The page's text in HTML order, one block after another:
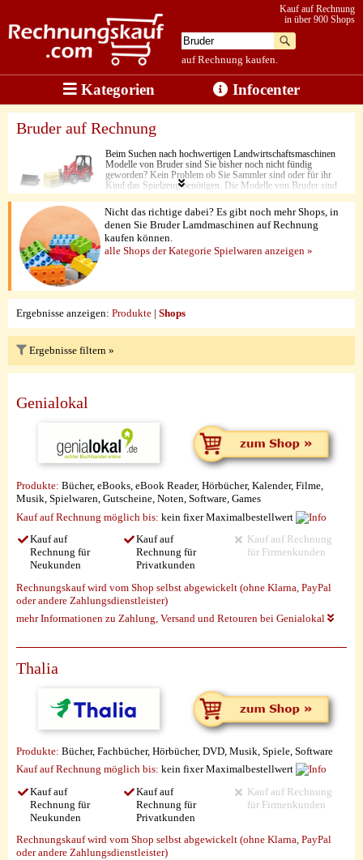
auf Rechnung kaufen.
Kauf auf Rechnung
in über 900 Shops
Kategorien Infocenter
Bruder auf Rechnung
Beim Suchen nach hochwertigen Landwirtschaftsmaschinen
Modelle von Bruder sind Sie bisher noch nicht fündig
geworden? Kein Problem ob Sie Sammler sind oder für ihr
Kind das Spielzeug benötigen. Die Modelle von Bruder sind
einfach so realitätsnahe Nachbauten, dass das Spielen und
Sammeln einfach Spaß macht. Der Rechnungskauf steht bei
allen hier gelisteten Spielwaren-Shops selbstverständlich zur
Verfügung und wird nach Bonitätsprüfung genehmigt.
Nicht das richtige dabei? Es gibt noch mehr Shops, in
denen Sie Bruder Lamdmaschinen auf Rechnung
kaufen können.
alle Shops der Kategorie Spielwaren anzeigen »
Ergebnisse anzeigen: Produkte | Shops
Ergebnisse filtern »
Genialokal
Produkte: Bücher, eBooks, eBook Reader, Hörbücher, Kalender, Filme,
Musik, Spielwaren, Gutscheine, Noten, Software, Games
Kauf auf Rechnung möglich bis: kein fixer Maximalbestellwert
Kauf auf
Rechnung für
Neukunden
Kauf auf
Rechnung für
Privatkunden
Kauf auf Rechnung
für Firmenkunden
Rechnungskauf wird vom Shop selbst abgewickelt (ohne Klarna, PayPal
oder andere Zahlungsdienstleister)
mehr Informationen zu Zahlung, Versand und Retouren bei Genialokal
Thalia
Produkte: Bücher, Fachbücher, Hörbücher, DVD, Musik, Spiele, Software
Kauf auf Rechnung möglich bis: kein fixer Maximalbestellwert
Kauf auf
Rechnung für
Neukunden
Kauf auf
Rechnung für
Privatkunden
Kauf auf Rechnung
für Firmenkunden
Rechnungskauf wird vom Shop selbst abgewickelt (ohne Klarna, PayPal
oder andere Zahlungsdienstleister)